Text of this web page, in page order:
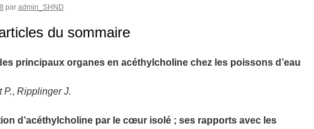
par admin_SHND
du sommaire
principaux organes en acéthylcholine chez les poissons d’eau
P., Ripplinger J.
d’acéthylcholine par le cœur isolé ; ses rapports avec les